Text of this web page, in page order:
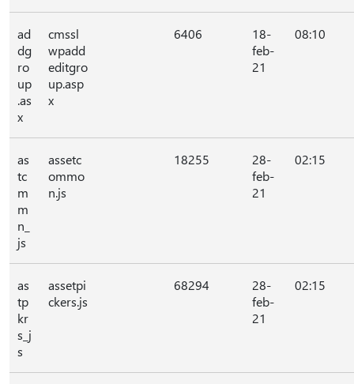
ad
dg
ro
up
.as
x
cmssl
wpadd
editgro
up.asp
x
6406
18-
feb-
21
08:10
as
tc
m
m
n_
js
assetc
ommo
n.js
18255
28-
feb-
21
02:15
as
tp
kr
s_j
s
assetpi
ckers.js
68294
28-
feb-
21
02:15